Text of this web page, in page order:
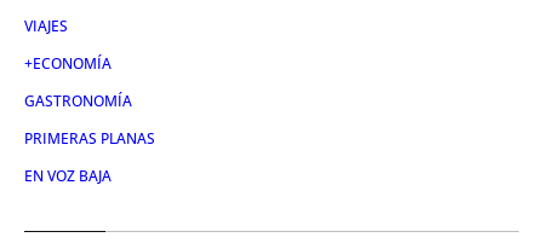
VIAJES
+ECONOMÍA
GASTRONOMÍA
PRIMERAS PLANAS
EN VOZ BAJA